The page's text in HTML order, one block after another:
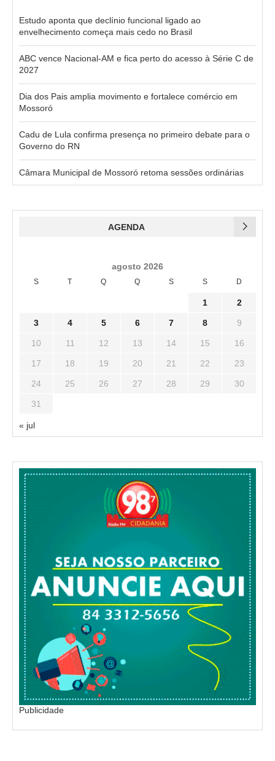
Estudo aponta que declínio funcional ligado ao
envelhecimento começa mais cedo no Brasil
ABC vence Nacional-AM e fica perto do acesso à Série C de
2027
Dia dos Pais amplia movimento e fortalece comércio em
Mossoró
Cadu de Lula confirma presença no primeiro debate para o
Governo do RN
Câmara Municipal de Mossoró retoma sessões ordinárias
AGENDA
agosto 2026
S T Q Q S S D
1 2
3 4 5 6 7 8 9
10 11 12 13 14 15 16
17 18 19 20 21 22 23
24 25 26 27 28 29 30
31
« jul
Publicidade